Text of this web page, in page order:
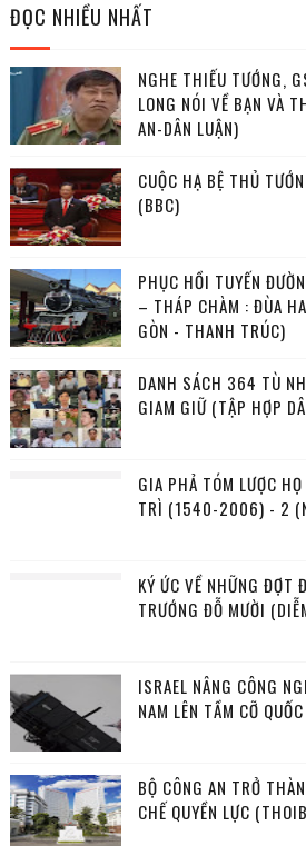
ĐỌC NHIỀU NHẤT
NGHE THIẾU TƯỚNG,
LONG NÓI VỀ BẠN VÀ
AN-DÂN LUẬN)
CUỘC HẠ BỆ THỦ
(BBC)
PHỤC HỒI TUYẾN
– THÁP CHÀM : ĐÙA
GÒN - THANH TRÚC)
DANH SÁCH 364 TÙ
GIAM GIỮ (TẬP HỢP
GIA PHẢ TÓM LƯỢC
TRÌ (1540-2006) - 2
KÝ ỨC VỀ NHỮNG ĐỢT
TRƯỚNG ĐỖ MƯỜI
ISRAEL NÂNG CÔNG
NAM LÊN TẦM CỠ
BỘ CÔNG AN TRỞ
CHẾ QUYỀN LỰC